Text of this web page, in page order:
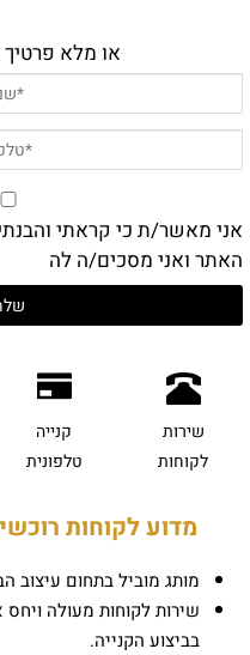
או מלא פרטיך
אני מאשר/ת כי קראתי
האתר ואני מסכים/ה לה
שירות
לקוחות
קנייה
טלפונית
מדוע לקוחות
מותג מוביל בתחום עיצוב
שירות לקוחות מעולה
בביצוע הקנייה.